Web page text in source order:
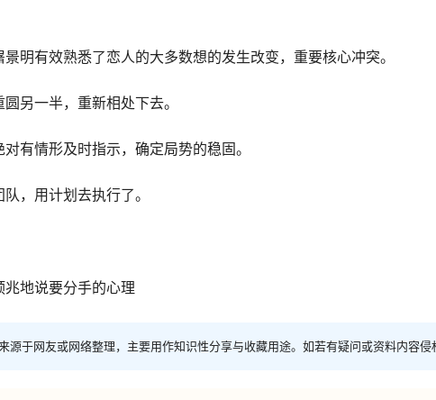
明有效熟悉了恋人的大多数想的发生改变，重要核心冲突。
另一半，重新相处下去。
有情形及时指示，确定局势的稳固。
，用计划去执行了。
兆地说要分手的心理
源于网友或网络整理，主要用作知识性分享与收藏用途。如若有疑问或资料内容侵